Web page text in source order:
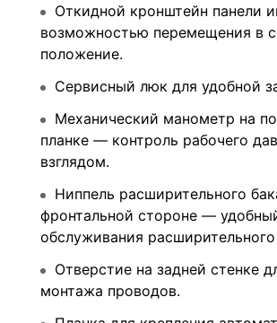
Откидной кронштейн панели
возможностью перемещения в
положение.
Сервисный люк для удобной
Механический манометр на
планке — контроль рабочего
взглядом.
Ниппель расширительного
фронтальной стороне —
обслуживания расширительного
Отверстие на задней стенке
монтажа проводов.